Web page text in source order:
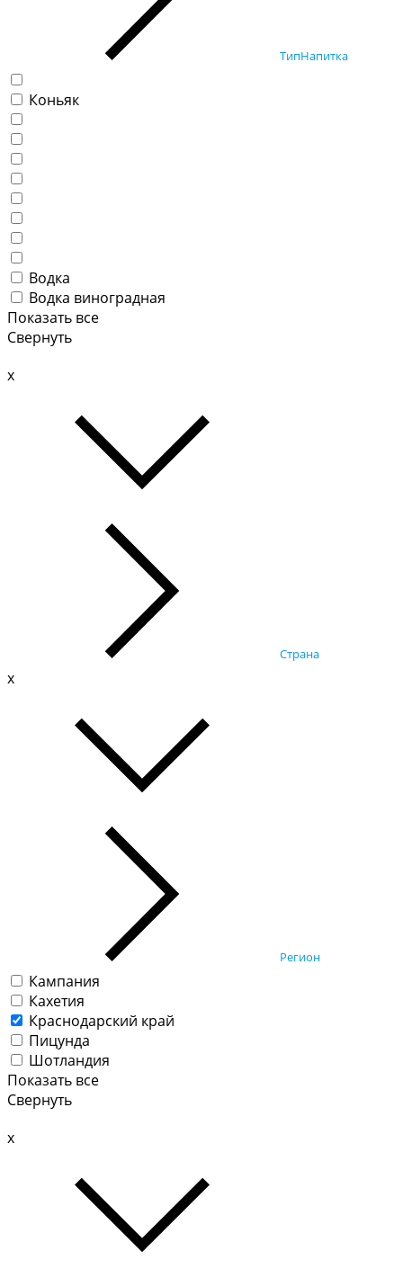
ТипНапитка
Коньяк
Водка
Водка виноградная
Показать все
Свернуть
x
Страна
x
Регион
Кампания
Кахетия
Краснодарский край
Пицунда
Шотландия
Показать все
Свернуть
x